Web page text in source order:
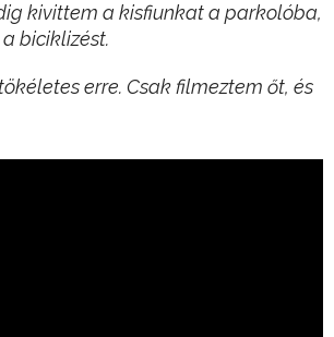
kivittem a kisfiunkat a parkolóba,
biciklizést.
erre. Csak filmeztem őt, és